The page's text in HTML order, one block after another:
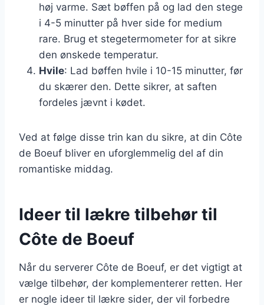
høj varme. Sæt bøffen på og lad den stege
i 4-5 minutter på hver side for medium
rare. Brug et stegetermometer for at sikre
den ønskede temperatur.
Hvile: Lad bøffen hvile i 10-15 minutter, før
du skærer den. Dette sikrer, at saften
fordeles jævnt i kødet.
Ved at følge disse trin kan du sikre, at din Côte
de Boeuf bliver en uforglemmelig del af din
romantiske middag.
Ideer til lækre tilbehør til
Côte de Boeuf
Når du serverer Côte de Boeuf, er det vigtigt at
vælge tilbehør, der komplementerer retten. Her
er nogle ideer til lækre sider, der vil forbedre